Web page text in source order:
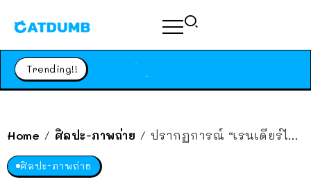
Trending!!
Home / ศิลปะ-ภาพถ่าย / ปรากฏการณ์ “เรนเดียร์ไซโคลน” แสดงพลังของสัตว์ผู้ถูกล่า ไม่ต้องใช้มุมกล้องให้ดูแออัด
ศิลปะ-ภาพถ่าย